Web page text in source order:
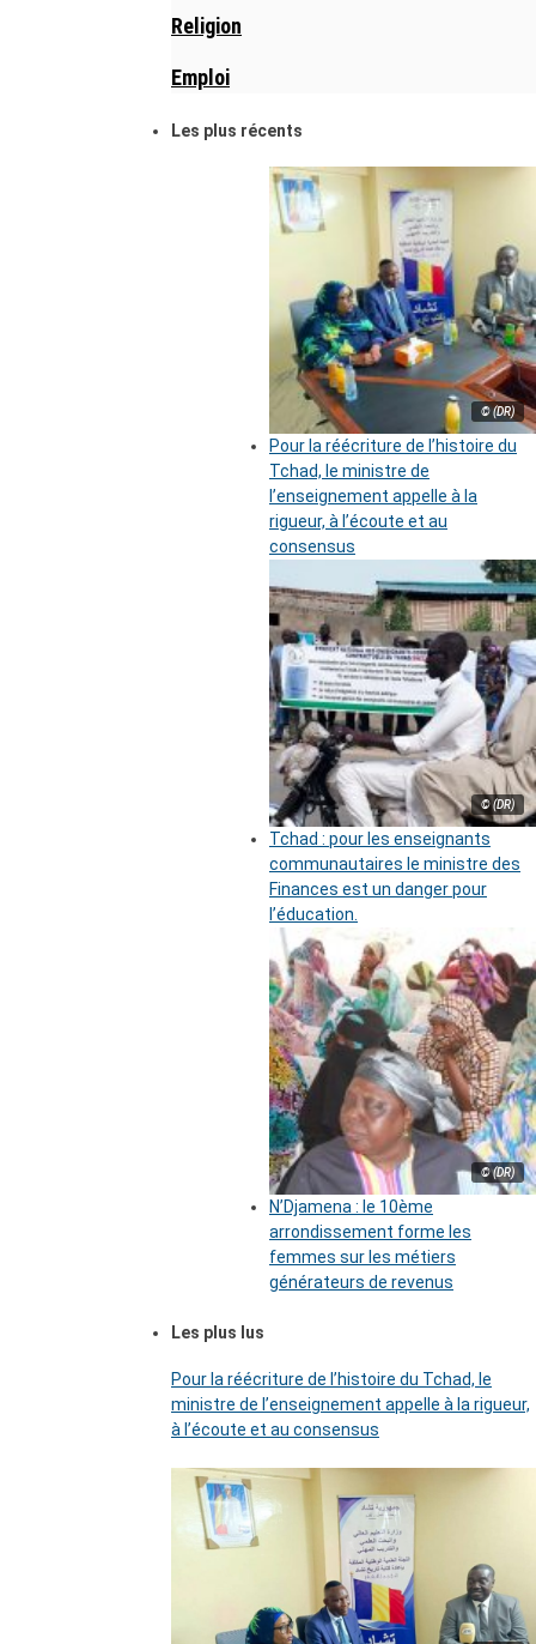
Religion
Emploi
Les plus récents
© (DR)
Pour la réécriture de l’histoire du
Tchad, le ministre de
l’enseignement appelle à la
rigueur, à l’écoute et au
consensus
© (DR)
Tchad : pour les enseignants
communautaires le ministre des
Finances est un danger pour
l’éducation.
© (DR)
N’Djamena : le 10ème
arrondissement forme les
femmes sur les métiers
générateurs de revenus
Les plus lus
Pour la réécriture de l’histoire du Tchad, le
ministre de l’enseignement appelle à la rigueur,
à l’écoute et au consensus